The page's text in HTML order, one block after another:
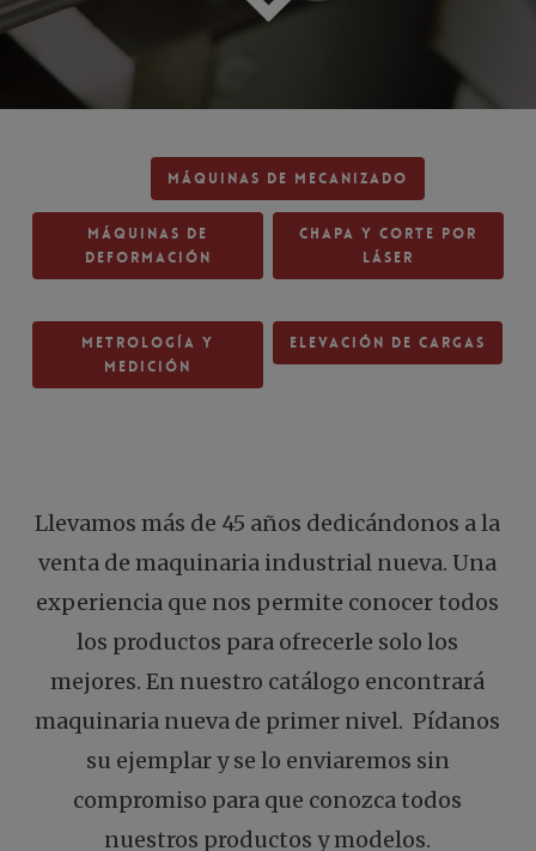
Máquinas de Mecanizado
Máquinas de
Deformación
Chapa y Corte por
Láser
Metrología y
Medición
Elevación de Cargas
Llevamos más de 45 años dedicándonos a la
venta de maquinaria industrial nueva. Una
experiencia que nos permite conocer todos
los productos para ofrecerle solo los
mejores. En nuestro catálogo encontrará
maquinaria nueva de primer nivel. Pídanos
su ejemplar y se lo enviaremos sin
compromiso para que conozca todos
nuestros productos y modelos.